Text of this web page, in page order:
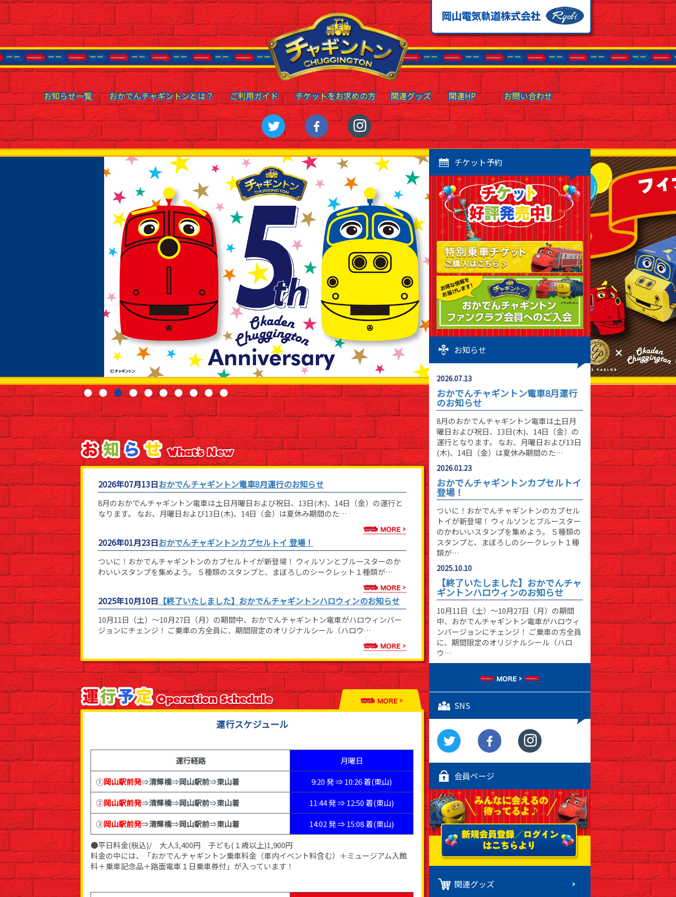
お知らせ一覧
お知らせ一覧 おかでんチャギントンとは？
おかでんチャギントンとは？ ご利用ガイド
ご利用ガイド チケットをお求めの方
チケットをお求めの方 関連グッズ
関連グッズ 関連HP
関連HP お問い合わせ
お問い合わせ
2026年07月13日おかでんチャギントン電車8月運行のお知らせ
8月のおかでんチャギントン電車は土日月曜日および祝日、13日(木)、14日（金）の運行と
なります。 なお、月曜日および13日(木)、14日（金）は夏休み期間のた…
2026年01月23日おかでんチャギントンカプセルトイ 登場！
ついに！おかでんチャギントンのカプセルトイが新登場！ ウィルソンとブルースターのか
わいいスタンプを集めよう。 ５種類のスタンプと、まぼろしのシークレット１種類が…
2025年10月10日 【終了いたしました】おかでんチャギントンハロウィンのお知らせ
10月11日（土）～10月27日（月）の期間中、おかでんチャギントン電車がハロウィンバー
ジョンにチェンジ！ ご乗車の方全員に、期間限定のオリジナルシール（ハロウ…
運行スケジュール
運行経路
月曜日
①岡山駅前発⇒清輝橋⇒岡山駅前⇒東山着
9:20 発 ⇒ 10:26 着(東山)
②岡山駅前発⇒清輝橋⇒岡山駅前⇒東山着
11:44 発 ⇒ 12:50 着(東山)
③岡山駅前発⇒清輝橋⇒岡山駅前⇒東山着
14:02 発 ⇒ 15:08 着(東山)
●平日料金(税込)/ 大人3,400円 子ども(１歳以上)1,900円
料金の中には、「おかでんチャギントン乗車料金（車内イベント料含む）＋ミュージアム入館
料＋乗車記念品＋路面電車１日乗車券付」が入っています！
チケット予約
お知らせ
2026.07.13
おかでんチャギントン電車8月運行
のお知らせ
8月のおかでんチャギントン電車は土日月
曜日および祝日、13日(木)、14日（金）の
運行となります。 なお、月曜日および13日
(木)、14日（金）は夏休み期間のた…
2026.01.23
おかでんチャギントンカプセルトイ
登場！
ついに！おかでんチャギントンのカプセル
トイが新登場！ ウィルソンとブルースター
のかわいいスタンプを集めよう。 ５種類の
スタンプと、まぼろしのシークレット１種
類が…
2025.10.10
【終了いたしました】おかでんチャ
ギントンハロウィンのお知らせ
10月11日（土）～10月27日（月）の期間
中、おかでんチャギントン電車がハロウィ
ンバージョンにチェンジ！ ご乗車の方全員
に、期間限定のオリジナルシール（ハロ
ウ…
SNS
会員ページ
関連グッズ